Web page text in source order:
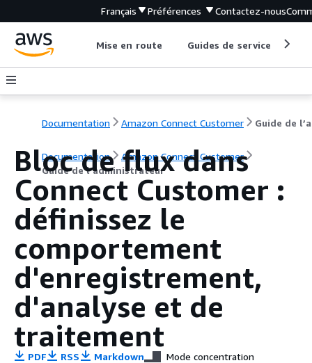
Français Préférences Contactez-nous
Mise en route Guides de service
Documentation Amazon Connect Customer
Documentation
Amazon Connect Customer
Guide de l’administrateur
Bloc de flux dans
Connect Customer :
définissez le
comportement
d'enregistrement,
d'analyse et de
traitement
PDF RSS Markdown Mode concentration